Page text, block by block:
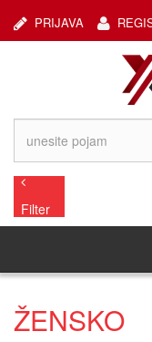
PRIJAVA
Filter
ŽENSKO